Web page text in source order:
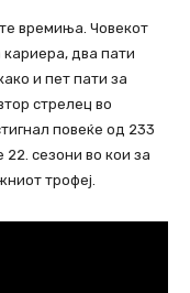
времиња. Човекот
кариера, два пати
и пет пати за
стрелец во
повеќе од 233
22. сезони во кои за
трофеј.